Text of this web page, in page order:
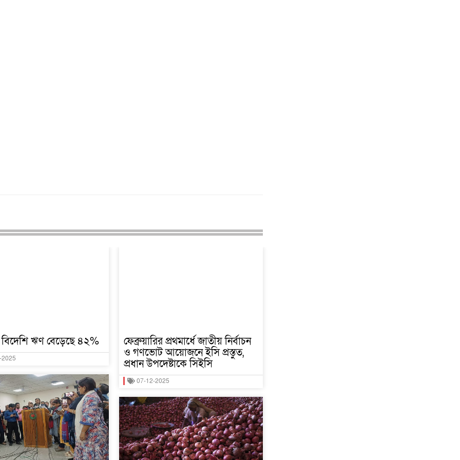
ঋণ বেড়েছে ৪২%
ফেব্রুয়ারির প্রথমার্ধে জাতীয় নির্বাচন
ও গণভোট আয়োজনে ইসি প্রস্তুত,
প্রধান উপদেষ্টাকে সিইসি
07-12-2025